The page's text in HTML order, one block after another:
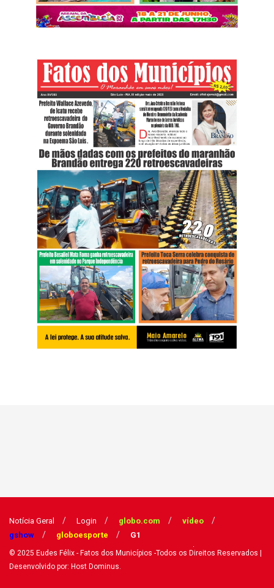
Notícia Geral Login globo.com
vídeo
gshow
globoesporte G1
© 2025 Eudes Félix - Fatos dos Municípios -Todos os Direitos Reservados |
Desenvolvido por: Host Dominus